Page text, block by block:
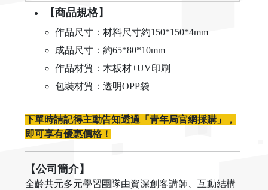
【商品規格】
作品尺寸：材料尺寸約150*150*4mm
成品尺寸：約65*80*10mm
作品材質：木板材+UV印刷
包裝材質：透明OPP袋
下單時請記得主動告知透過「青年局官網採購」，
即可享有優惠價格！
【公司簡介】
全齡共元多元學習團隊由資深創客講師、互動結構